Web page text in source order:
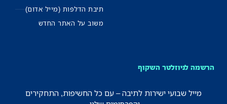
תיבת הדלפות (מייל אדום)
משוב על האתר החדש
הרשמה לניוזלטר השקוף
מייל שבועי ישירות לתיבה – עם כל החשיפות, התחקירים